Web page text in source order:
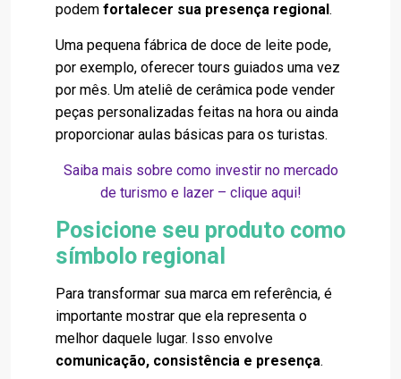
podem fortalecer sua presença regional .
Uma pequena fábrica de doce de leite pode,
por exemplo, oferecer tours guiados uma vez
por mês. Um ateliê de cerâmica pode vender
peças personalizadas feitas na hora ou ainda
proporcionar aulas básicas para os turistas.
Saiba mais sobre como investir no mercado
de turismo e lazer – clique aqui!
Posicione seu produto como
símbolo regional
Para transformar sua marca em referência, é
importante mostrar que ela representa o
melhor daquele lugar. Isso envolve
comunicação, consistência e presença.